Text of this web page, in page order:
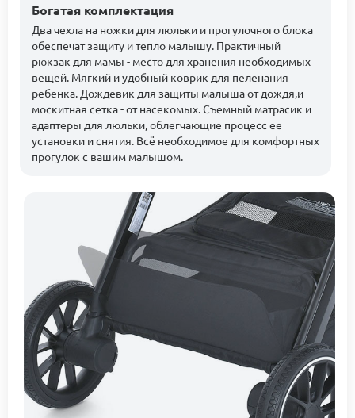
Богатая комплектация
Два чехла на ножки для люльки и прогулочного блока
обеспечат защиту и тепло малышу. Практичный
рюкзак для мамы - место для хранения необходимых
вещей. Мягкий и удобный коврик для пеленания
ребенка. Дождевик для защиты малыша от дождя,и
москитная сетка - от насекомых. Съемный матрасик и
адаптеры для люльки, облегчающие процесс ее
установки и снятия. Всё необходимое для комфортных
прогулок с вашим малышом.